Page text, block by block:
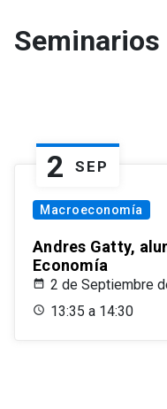
Seminarios
2 SEP
Macroeconomía
Andres Gatty,
Economía
2 de Septiembre
13:35 a 14:30